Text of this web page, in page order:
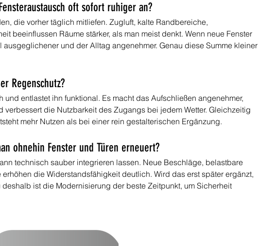
oft sofort ruhiger an?
die vorher täglich mitliefen. Zugluft, kalte Randbereiche,
beeinflussen Räume stärker, als man meist denkt. Wenn neue Fenster
und der Alltag angenehmer. Genau diese Summe kleiner
Regenschutz?
entlastet ihn funktional. Es macht das Aufschließen angenehmer,
verbessert die Nutzbarkeit des Zugangs bei jedem Wetter. Gleichzeitig
mehr Nutzen als bei einer rein gestalterischen Ergänzung.
ohnehin Fenster und Türen erneuert?
technisch sauber integrieren lassen. Neue Beschläge, belastbare
die Widerstandsfähigkeit deutlich. Wird das erst später ergänzt,
ist die Modernisierung der beste Zeitpunkt, um Sicherheit